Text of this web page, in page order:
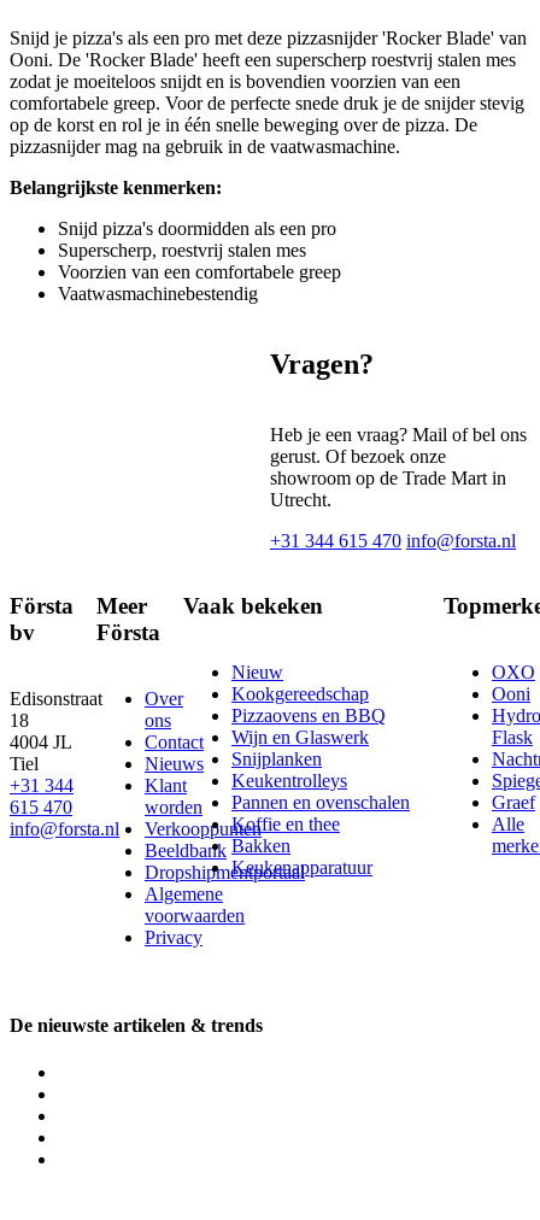
Snijd je pizza's als een pro met deze pizzasnijder 'Rocker Blade' van
Ooni. De 'Rocker Blade' heeft een superscherp roestvrij stalen mes
zodat je moeiteloos snijdt en is bovendien voorzien van een
comfortabele greep. Voor de perfecte snede druk je de snijder stevig
op de korst en rol je in één snelle beweging over de pizza. De
pizzasnijder mag na gebruik in de vaatwasmachine.
Belangrijkste kenmerken:
Snijd pizza's doormidden als een pro
Superscherp, roestvrij stalen mes
Voorzien van een comfortabele greep
Vaatwasmachinebestendig
Vragen?
Heb je een vraag? Mail of bel ons
gerust. Of bezoek onze
showroom op de Trade Mart in
Utrecht.
+31 344 615 470 info@forsta.nl
Första
bv
Edisonstraat
18
4004 JL
Tiel
+31 344
615 470
info@forsta.nl
Meer
Första
Over
ons
Contact
Nieuws
Klant
worden
Verkooppunten
Beeldbank
Dropshipmentportaal
Algemene
voorwaarden
Privacy
Vaak bekeken
Nieuw
Kookgereedschap
Pizzaovens en BBQ
Wijn en Glaswerk
Snijplanken
Keukentrolleys
Pannen en ovenschalen
Koffie en thee
Bakken
Keukenapparatuur
OXO
Ooni
Hydro
Flask
Graef
Alle
De nieuwste artikelen & trends